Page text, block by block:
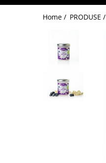
FRUCTE DESHIDRATATE
OȚETURI ȘI SOSURI
FĂINĂ FĂRĂ GLUTEN
BĂUTURI / LAPTE VEGETAL
Home / PRODUSE /